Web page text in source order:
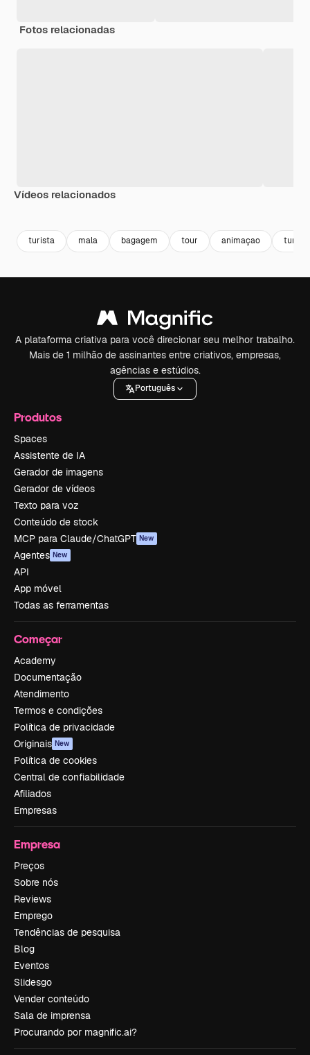
Fotos relacionadas
Vídeos relacionados
turista mala bagagem tour animaçao
A plataforma criativa para você direcionar seu melhor trabalho.
Mais de 1 milhão de assinantes entre criativos, empresas,
agências e estúdios.
Português
Produtos
Spaces
Assistente de IA
Gerador de imagens
Gerador de vídeos
Texto para voz
Conteúdo de stock
MCP para Claude/ChatGPT New
Agentes New
API
App móvel
Todas as ferramentas
Começar
Academy
Documentação
Atendimento
Termos e condições
Política de privacidade
Originais New
Política de cookies
Central de confiabilidade
Afiliados
Empresas
Empresa
Preços
Sobre nós
Reviews
Emprego
Tendências de pesquisa
Blog
Eventos
Slidesgo
Vender conteúdo
Sala de imprensa
Procurando por magnific.ai?